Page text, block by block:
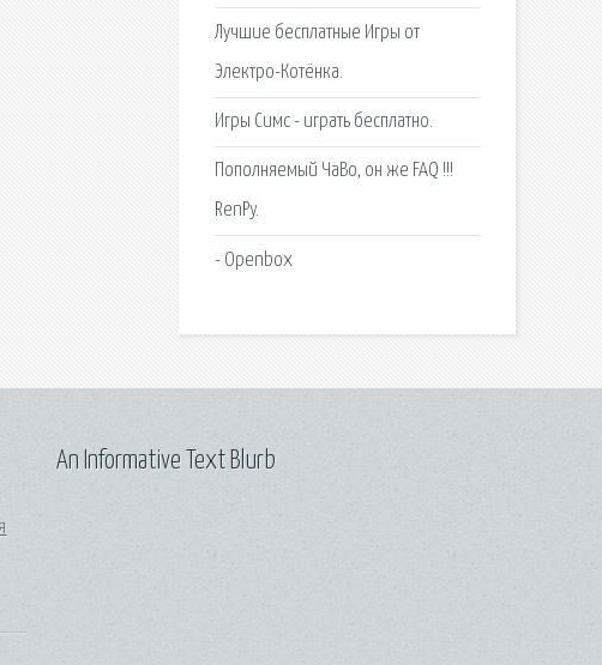
Лучшие бесплатные Игры от
Электро-Котёнка.
Игры Симс - играть бесплатно.
Пополняемый ЧаВо, он же FAQ !!!
RenPy.
- Openbox
An Informative Text Blurb